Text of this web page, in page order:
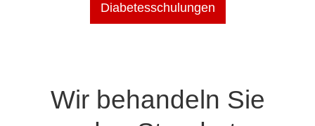
Diabetesschulungen
Wir behandeln Sie